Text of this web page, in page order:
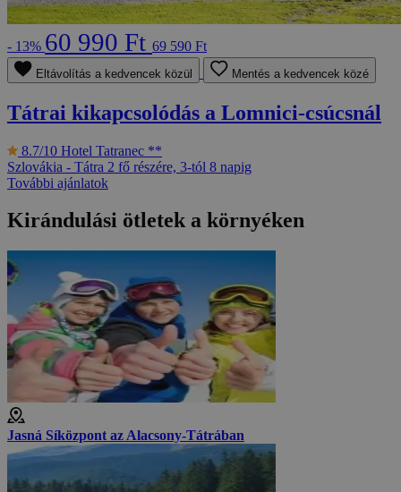
- 13% 60 990 Ft 69 590 Ft
Eltávolítás a kedvencek közül Mentés a kedvencek közé
Tátrai kikapcsolódás a Lomnici-csúcsnál
8.7/10 Hotel Tatranec **
Szlovákia - Tátra 2 fő részére, 3-tól 8 napig
További ajánlatok
Kirándulási ötletek a környéken
Jasná Síközpont az Alacsony-Tátrában